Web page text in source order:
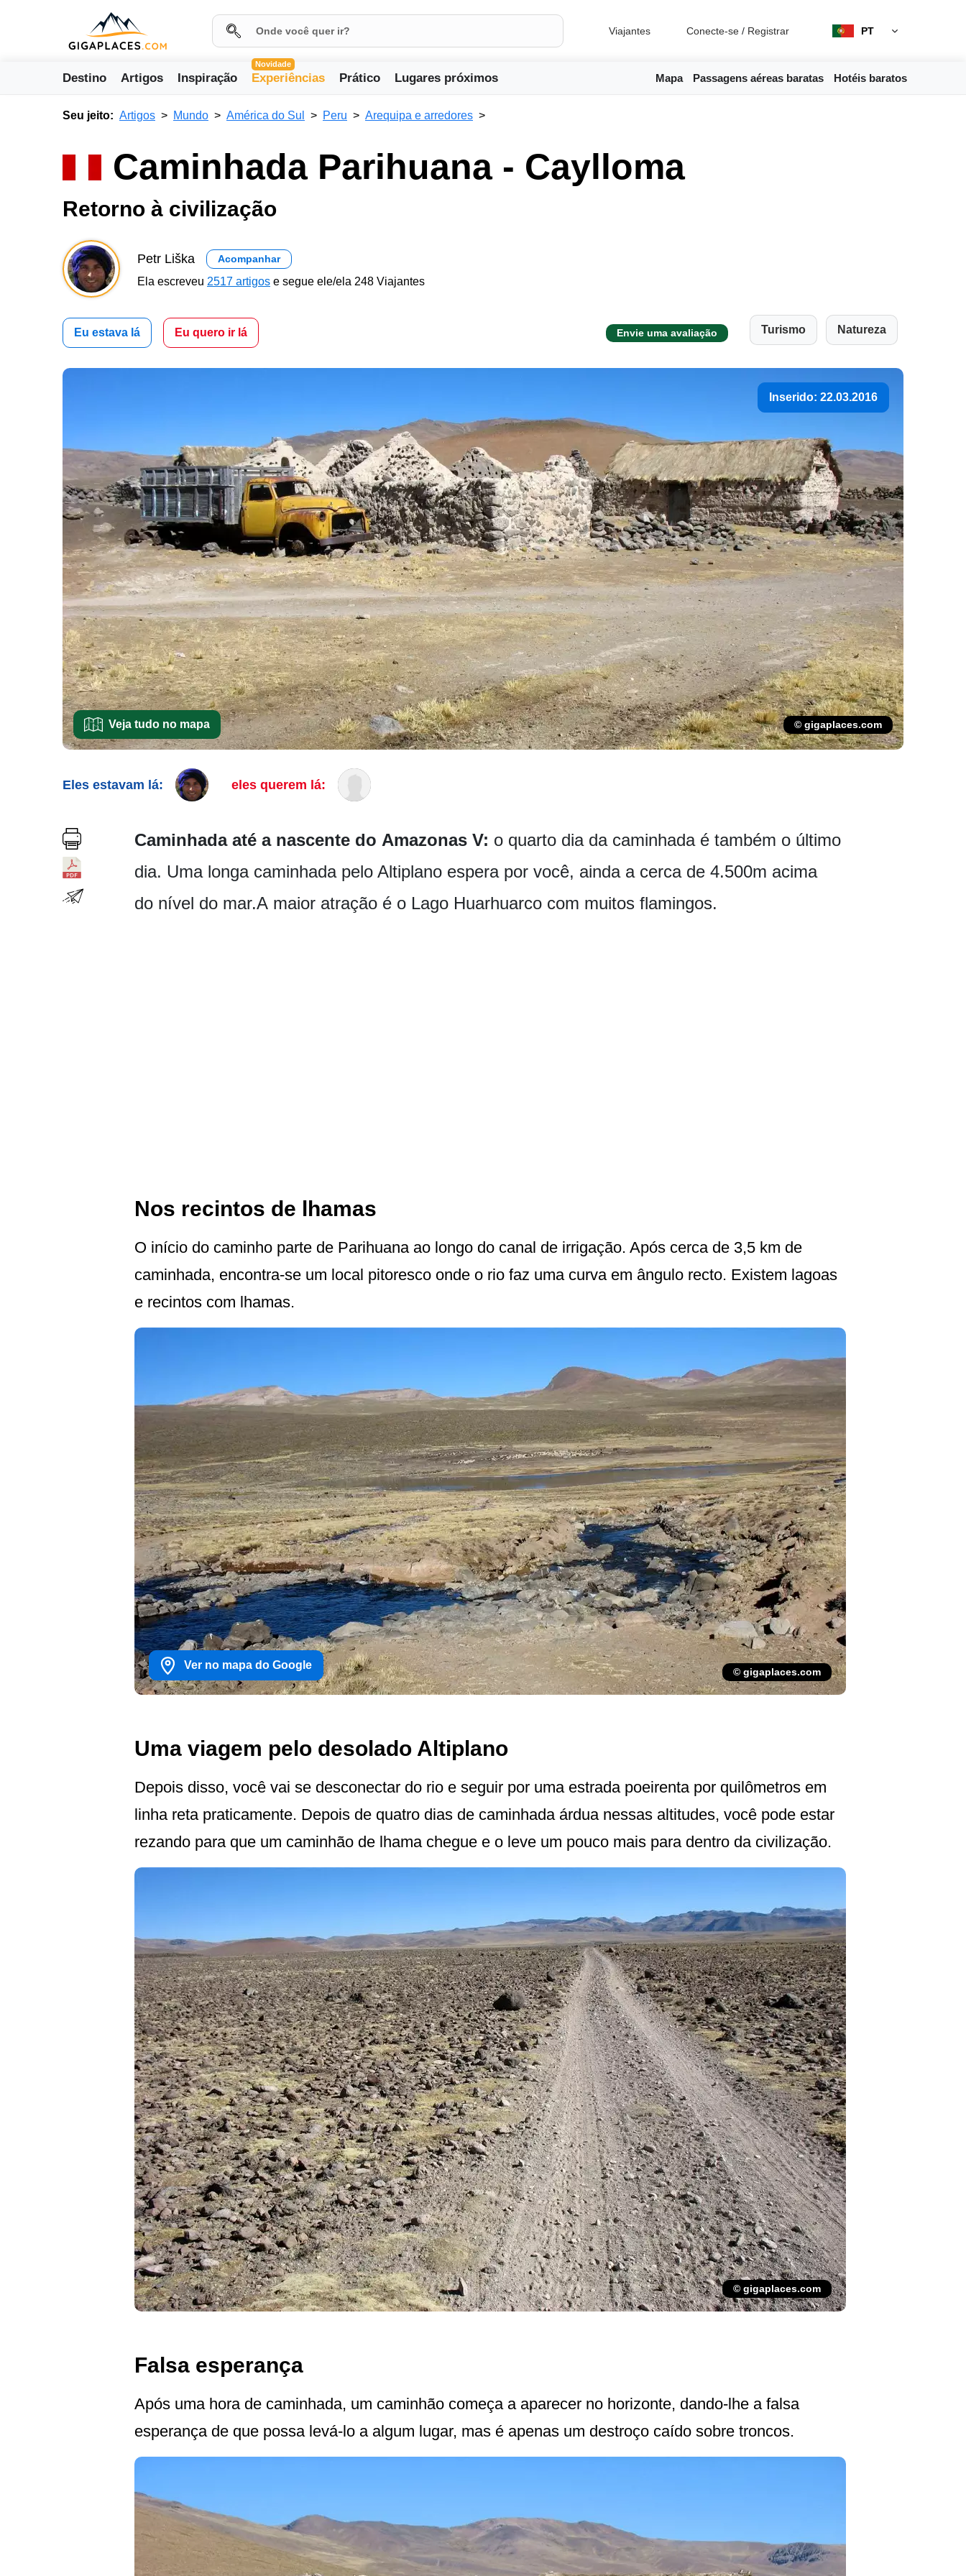
Viajantes Conecte-se / Registrar PT
Destino Artigos Inspiração
Novidade
Experiências Prático Lugares próximos Mapa Passagens aéreas baratas Hotéis baratos
Seu jeito: Artigos Mundo América do Sul Peru Arequipa e arredores
Caminhada Parihuana - Caylloma
Retorno à civilização
Petr Liška Acompanhar
Ela escreveu 2517 artigos e segue ele/ela 248 Viajantes
Eu estava lá Eu quero ir lá Envie uma avaliação Turismo Natureza
Inserido: 22.03.2016
Veja tudo no mapa © gigaplaces.com
Eles estavam lá: eles querem lá:
Caminhada até a nascente do Amazonas V: o quarto dia da caminhada é também o último
dia. Uma longa caminhada pelo Altiplano espera por você, ainda a cerca de 4.500m acima
do nível do mar.A maior atração é o Lago Huarhuarco com muitos flamingos.
Nos recintos de lhamas
O início do caminho parte de Parihuana ao longo do canal de irrigação. Após cerca de 3,5 km de
caminhada, encontra-se um local pitoresco onde o rio faz uma curva em ângulo recto. Existem lagoas
e recintos com lhamas.
Ver no mapa do Google
© gigaplaces.com
Uma viagem pelo desolado Altiplano
Depois disso, você vai se desconectar do rio e seguir por uma estrada poeirenta por quilômetros em
linha reta praticamente. Depois de quatro dias de caminhada árdua nessas altitudes, você pode estar
rezando para que um caminhão de lhama chegue e o leve um pouco mais para dentro da civilização.
© gigaplaces.com
Falsa esperança
Após uma hora de caminhada, um caminhão começa a aparecer no horizonte, dando-lhe a falsa
esperança de que possa levá-lo a algum lugar, mas é apenas um destroço caído sobre troncos.